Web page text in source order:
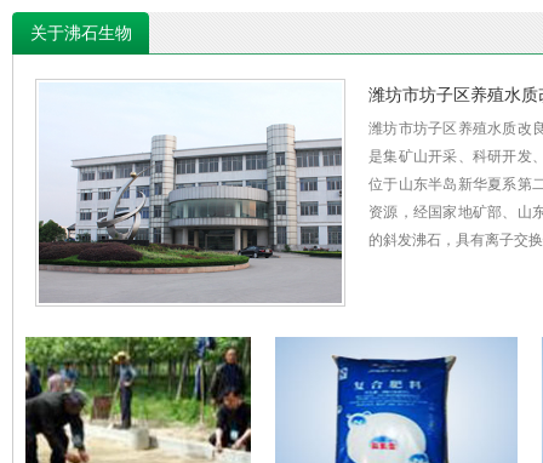
关于沸石生物
潍坊市坊子区养殖水质
潍坊市坊子区养殖水质改
是集矿山开采、科研开发
位于山东半岛新华夏系第
资源，经国家地矿部、山
的斜发沸石，具有离子交